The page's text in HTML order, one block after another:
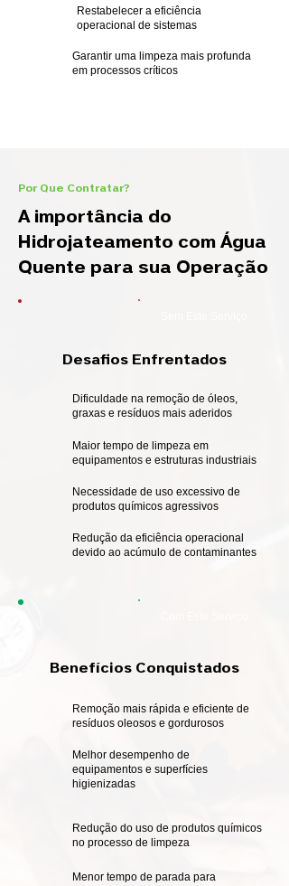
Restabelecer a eficiência
operacional de sistemas
Garantir uma limpeza mais profunda
em processos críticos
Por Que Contratar?
A importância do
Hidrojateamento com Água
Quente para sua Operação
Desafios Enfrentados
Dificuldade na remoção de óleos,
graxas e resíduos mais aderidos
Maior tempo de limpeza em
equipamentos e estruturas industriais
Necessidade de uso excessivo de
produtos químicos agressivos
Redução da eficiência operacional
devido ao acúmulo de contaminantes
Benefícios Conquistados
Remoção mais rápida e eficiente de
resíduos oleosos e gordurosos
Melhor desempenho de
equipamentos e superfícies
higienizadas
Redução do uso de produtos químicos
no processo de limpeza
Menor tempo de parada para